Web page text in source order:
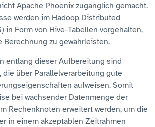
Apache Phoenix zugänglich gemacht.
werden im Hadoop Distributed
in Form von Hive-Tabellen vorgehalten,
Berechnung zu gewährleisten.
entlang dieser Aufbereitung sind
die über Parallelverarbeitung gute
aufweisen. Somit
bei wachsender Datenmenge der
Rechenknoten erweitert werden, um die
in einem akzeptablen Zeitrahmen